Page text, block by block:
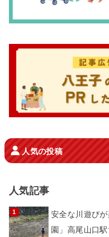
人気の投稿
人気記事
安全な川遊び
園」高尾山口駅